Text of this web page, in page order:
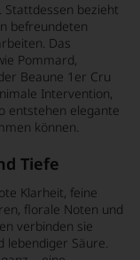
Stattdessen bezieht
befreundeten
Das
Pommard,
Beaune 1er Cru
Intervention,
entstehen elegante
können.
Tiefe
Klarheit, feine
florale Noten und
verbinden sie
lebendiger Säure.